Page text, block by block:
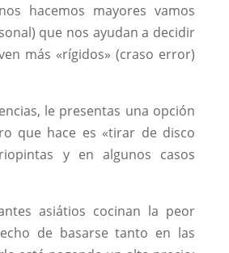
hacemos mayores vamos
que nos ayudan a decidir
más «rígidos» (craso error)
le presentas una opción
que hace es «tirar de disco
y en algunos casos
asiátios cocinan la peor
de basarse tanto en las